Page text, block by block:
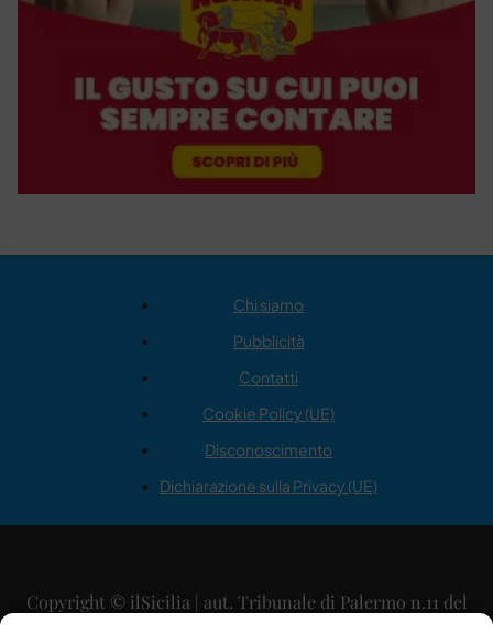
Chi siamo
Pubblicità
Contatti
Cookie Policy (UE)
Disconoscimento
Dichiarazione sulla Privacy (UE)
Copyright © ilSicilia | aut. Tribunale di Palermo n.11 del